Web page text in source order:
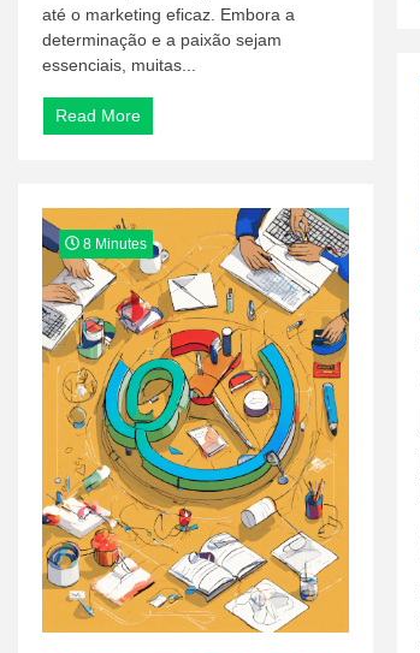
o
Crescimento
até o marketing eficaz. Embora a
determinação e a paixão sejam
essenciais, muitas...
Read More
8 Minutes